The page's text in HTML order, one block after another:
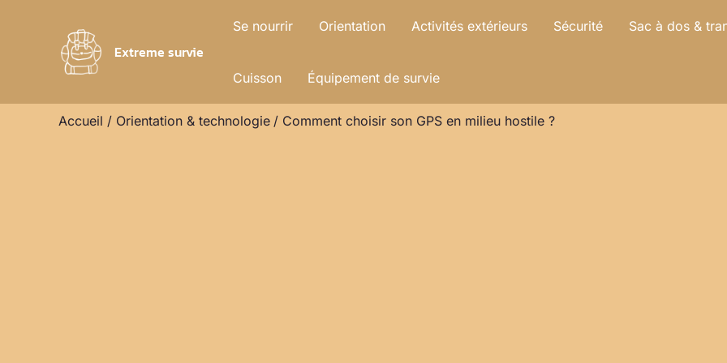
Extreme survie
Se nourrir Orientation Activités extérieurs Sécurité Sac à dos &
Cuisson Équipement de survie
Accueil Orientation & technologie Comment choisir son GPS en milieu hostile ?